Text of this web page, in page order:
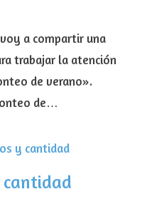
a compartir una
trabajar la atención
de verano».
de…
cantidad